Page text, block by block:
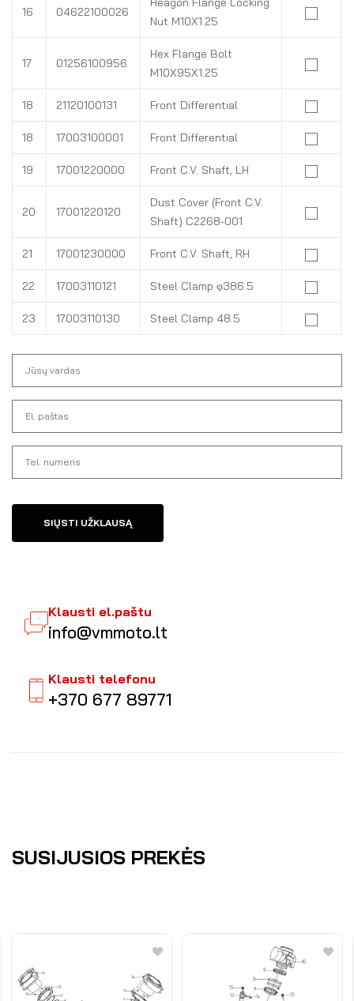
16 04622100026
Nut M10X1.25
17 01256100956
Hex Flange Bolt
M10X95X1.25
18 21120100131 Front Differential
18 17003100001 Front Differential
19 17001220000 Front C.V. Shaft, LH
20 17001220120
Dust Cover (Front C.V.
Shaft) C2268-001
21 17001230000 Front C.V. Shaft, RH
22 17003110121 Steel Clamp φ386.5
23 17003110130 Steel Clamp 48.5
SIŲSTI UŽKLAUSĄ
Klausti el.paštu
info@vmmoto.lt
Klausti telefonu
+370 677 89771
SUSIJUSIOS PREKĖS